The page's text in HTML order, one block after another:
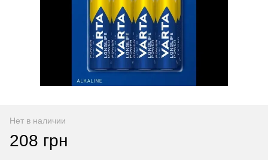
Нет в наличии
208 грн